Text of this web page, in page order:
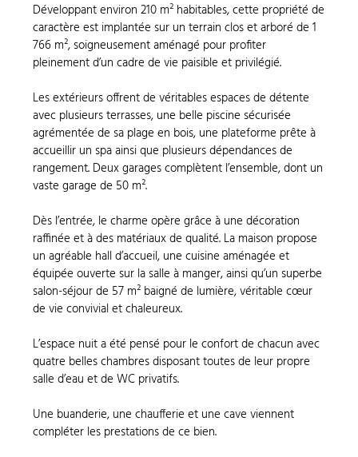
Développant environ 210 m² habitables, cette propriété de
caractère est implantée sur un terrain clos et arboré de 1
766 m², soigneusement aménagé pour profiter
pleinement d’un cadre de vie paisible et privilégié.
Les extérieurs offrent de véritables espaces de détente
avec plusieurs terrasses, une belle piscine sécurisée
agrémentée de sa plage en bois, une plateforme prête à
accueillir un spa ainsi que plusieurs dépendances de
rangement. Deux garages complètent l’ensemble, dont un
vaste garage de 50 m².
Dès l’entrée, le charme opère grâce à une décoration
raffinée et à des matériaux de qualité. La maison propose
un agréable hall d’accueil, une cuisine aménagée et
équipée ouverte sur la salle à manger, ainsi qu’un superbe
salon-séjour de 57 m² baigné de lumière, véritable cœur
de vie convivial et chaleureux.
L’espace nuit a été pensé pour le confort de chacun avec
quatre belles chambres disposant toutes de leur propre
salle d’eau et de WC privatifs.
Une buanderie, une chaufferie et une cave viennent
compléter les prestations de ce bien.